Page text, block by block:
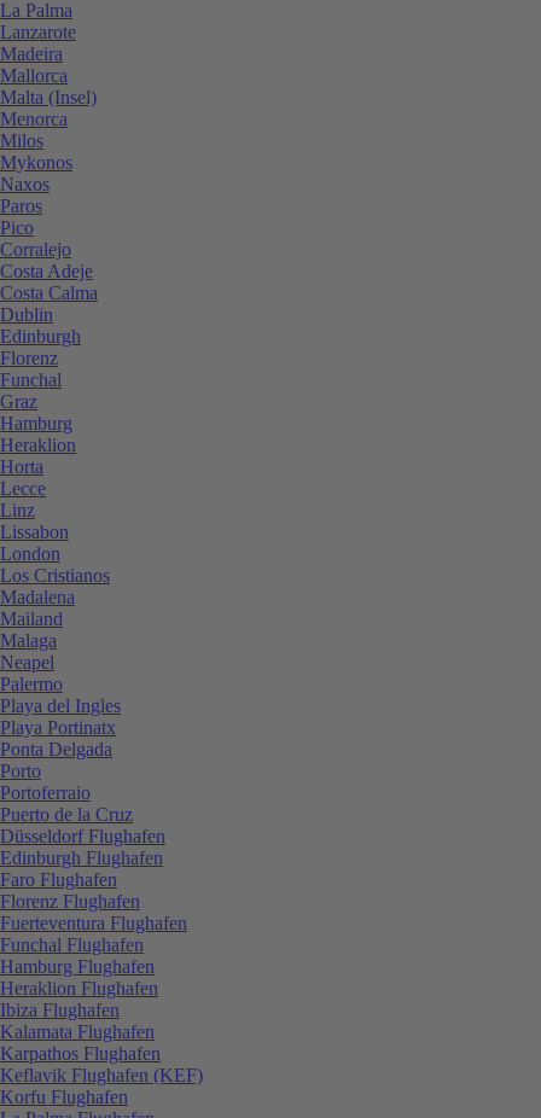
La Palma
Lanzarote
Madeira
Mallorca
Malta (Insel)
Menorca
Milos
Mykonos
Naxos
Paros
Pico
Corralejo
Costa Adeje
Costa Calma
Dublin
Edinburgh
Florenz
Funchal
Graz
Hamburg
Heraklion
Horta
Lecce
Linz
Lissabon
London
Los Cristianos
Madalena
Mailand
Malaga
Neapel
Palermo
Playa del Ingles
Playa Portinatx
Ponta Delgada
Porto
Portoferraio
Puerto de la Cruz
Düsseldorf Flughafen
Edinburgh Flughafen
Faro Flughafen
Florenz Flughafen
Fuerteventura Flughafen
Funchal Flughafen
Hamburg Flughafen
Heraklion Flughafen
Ibiza Flughafen
Kalamata Flughafen
Karpathos Flughafen
Keflavik Flughafen (KEF)
Korfu Flughafen